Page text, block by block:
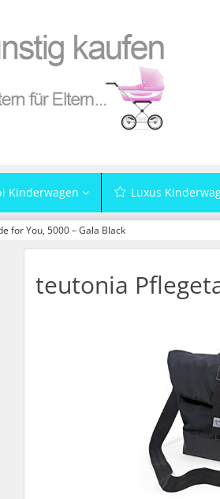
Kinderwagen Luxus
for You, 5000 – Gala Black
teutonia